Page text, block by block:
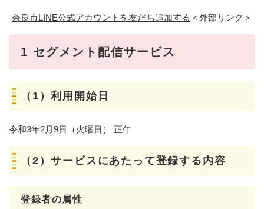
奈良市LINE公式アカウントを友だち追加する ＜外部リンク＞
1 セグメント配信サービス
（1）利用開始日
令和3年2月9日（火曜日） 正午
（2）サービスにあたって登録する内容
登録者の属性